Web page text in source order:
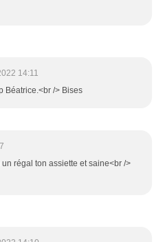
14:11
Béatrice.<br /> Bises
régal ton assiette et saine<br />